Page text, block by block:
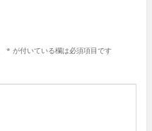
* が付いている欄は必須項目です